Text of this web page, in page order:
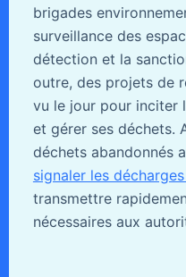
brigades
surveillance des
détection et la
outre, des projets de
vu le jour pour inciter
et gérer ses déchets.
déchets abandonnés
signaler les
transmettre
nécessaires aux